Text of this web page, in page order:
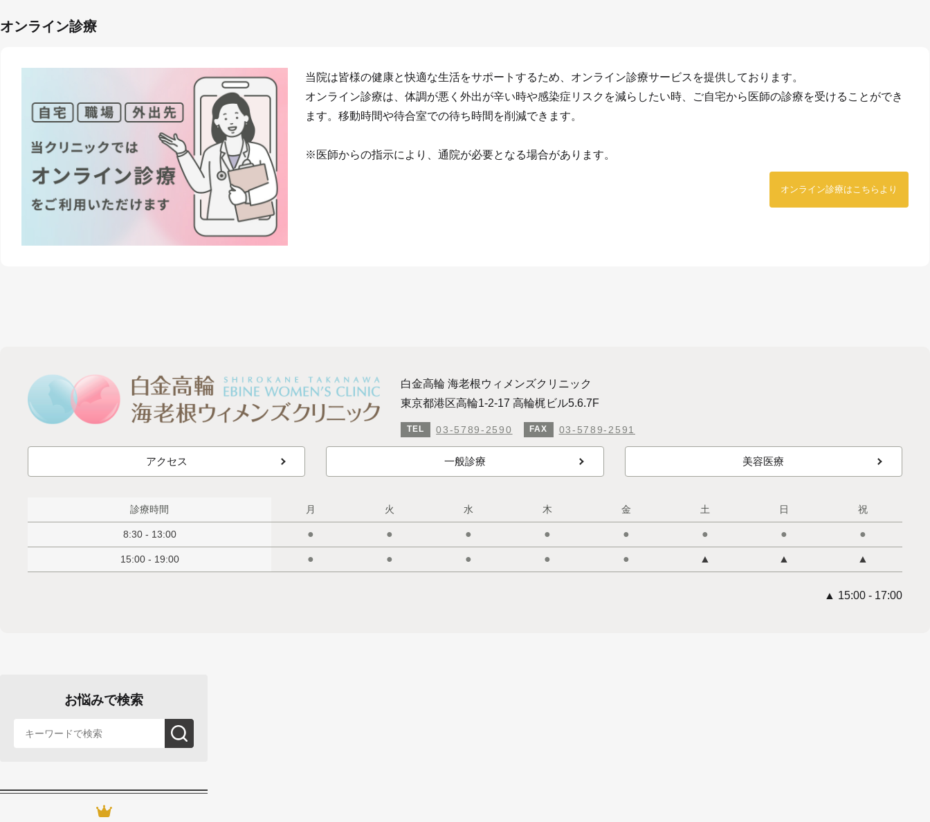
オンライン診療
当院は皆様の健康と快適な生活をサポートするため、オンライン診療サービスを提供しております。
オンライン診療は、体調が悪く外出が辛い時や感染症リスクを減らしたい時、ご自宅から医師の診療を受けることができ
ます。移動時間や待合室での待ち時間を削減できます。
※医師からの指示により、通院が必要となる場合があります。
オンライン診療はこちらより
白金高輪 海老根ウィメンズクリニック
東京都港区高輪1-2-17 高輪梶ビル5.6.7F
TEL 03-5789-2590 FAX 03-5789-2591
アクセス 一般診療 美容医療
診療時間 月 火 水 木 金 土 日 祝
8:30 - 13:00 ● ● ● ● ● ● ● ●
15:00 - 19:00 ● ● ● ● ● ▲ ▲ ▲
▲ 15:00 - 17:00
お悩みで検索